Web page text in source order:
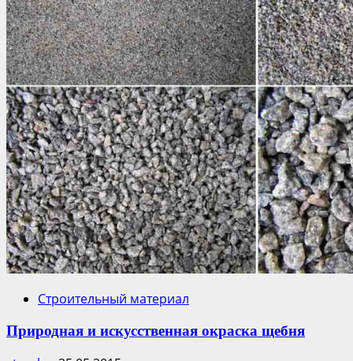
Строительный материал
Природная и искусственная окраска щебня